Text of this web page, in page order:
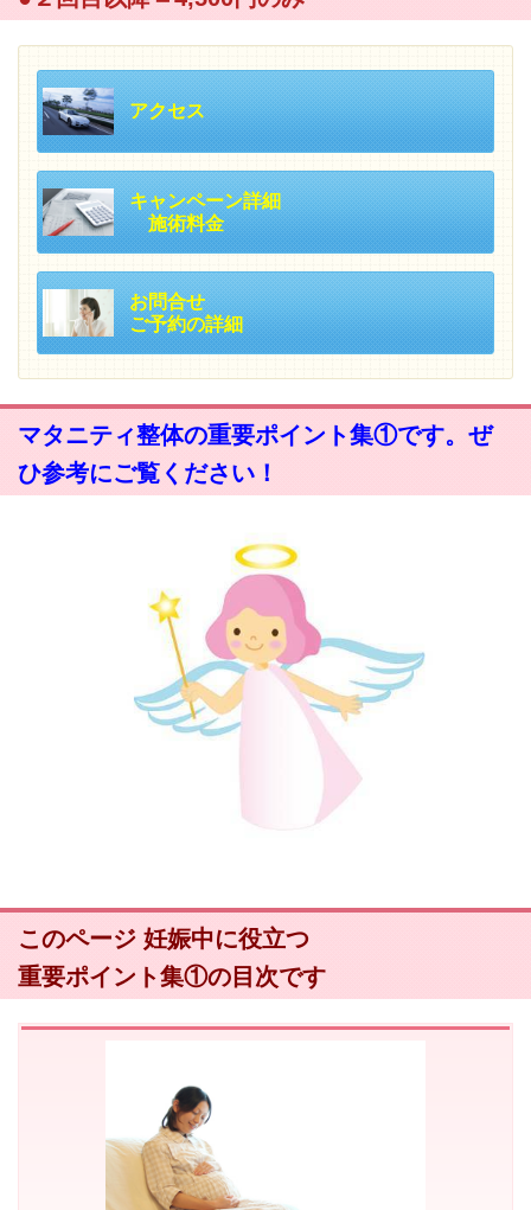
アクセス
キャンペーン詳細
施術料金
お問合せ
ご予約の詳細
マタニティ整体の重要ポイント集①です。ぜ
ひ参考にご覧ください！
このページ 妊娠中に役立つ
重要ポイント集①の目次です